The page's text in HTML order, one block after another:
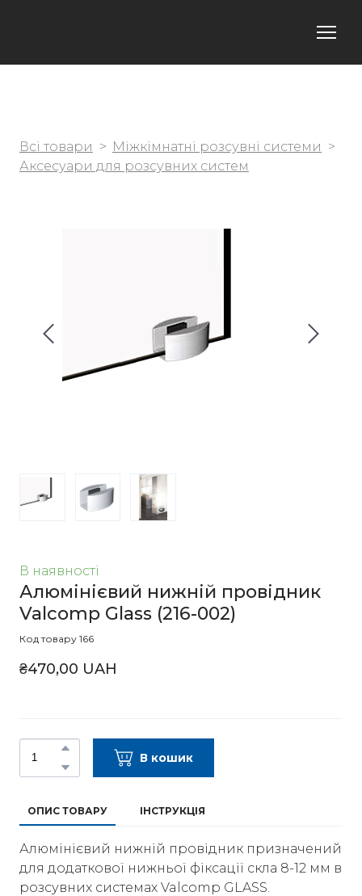
Всі товари
Міжкімнатні розсувні системи
Аксесуари для розсувних систем
В наявності
Алюмінієвий нижній провідник
Valcomp Glass (216-002)
Код товару 166
₴470,00 UAH
В кошик
ОПИС ТОВАРУ ІНСТРУКЦІЯ
Алюмінієвий нижній провідник призначений
для додаткової нижньої фіксації скла 8-12 мм в
розсувних системах Valcomp GLASS.